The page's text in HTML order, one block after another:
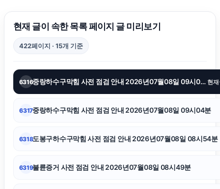
도지티켓
의정부변호사
부천이혼전문변호사
현재 글이 속한 목록 페이지 글 미리보기
422페이지 · 15개 기준
6316 중랑하수구막힘 사전 점검 안내 2026년07월08일 09시08분 현
6317중랑하수구막힘 사전 점검 안내 2026년07월08일 09시04분
6318도봉구하수구막힘 사전 점검 안내 2026년07월08일 08시54분
6319불륜증거 사전 점검 안내 2026년07월08일 08시49분